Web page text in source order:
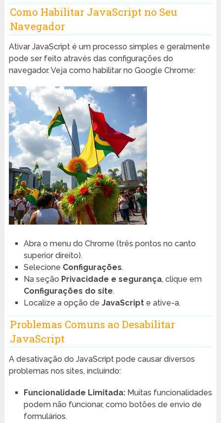
Como Habilitar JavaScript no Seu
Navegador
Ativar JavaScript é um processo simples e geralmente
pode ser feito através das configurações do
navegador. Veja como habilitar no Google Chrome:
Abra o menu do Chrome (três pontos no canto
superior direito).
Selecione Configurações.
Na seção Privacidade e segurança, clique em
Configurações do site.
Localize a opção de JavaScripte ative-a.
Problemas Comuns ao Desabilitar
JavaScript
A desativação do JavaScript pode causar diversos
problemas nos sites, incluindo:
Funcionalidade Limitada:Muitas funcionalidades
podem não funcionar, como botões de envio de
formulários.